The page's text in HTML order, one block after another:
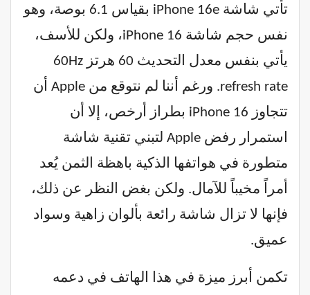
تأتي شاشة iPhone 16e بقياس 6.1 بوصة، وهو
نفس حجم شاشة iPhone 16، ولكن للأسف،
يأتي بنفس معدل التحديث 60 هرتز 60Hz
refresh rate. ورغم أننا لم نتوقع من Apple أن
تتجاوز iPhone 16 بطراز أرخص، إلا أن
استمرار رفض Apple لتبني تقنية شاشة
متطورة في هواتفها الذكية باهظة الثمن يُعد
أمراً مخيباً للآمال. ولكن بغض النظر عن ذلك،
فإنها لا تزال شاشة رائعة بألوان زاهية وسواد
عميق.
تكمن أبرز ميزة في هذا الهاتف في دعمه